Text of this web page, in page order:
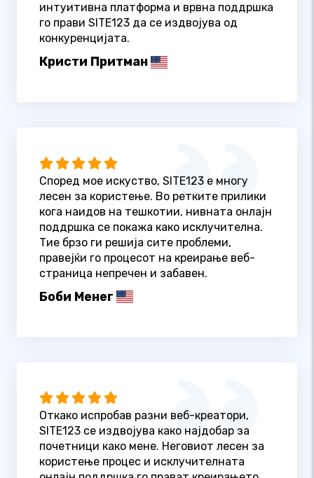
интуитивна платформа и врвна поддршка
го прави SITE123 да се издвојува од
конкуренцијата.
Кристи Притман
Според мое искуство, SITE123 е многу
лесен за користење. Во ретките прилики
кога наидов на тешкотии, нивната онлајн
поддршка се покажа како исклучителна.
Тие брзо ги решија сите проблеми,
правејќи го процесот на креирање веб-
страница непречен и забавен.
Боби Менег
Откако испробав разни веб-креатори,
SITE123 се издвојува како најдобар за
почетници како мене. Неговиот лесен за
користење процес и исклучителната